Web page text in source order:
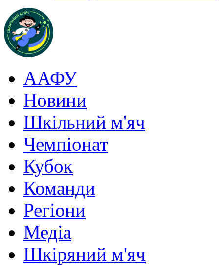
ААФУ
Новини
Шкільний м'яч
Чемпіонат
Кубок
Команди
Регіони
Медіа
Шкіряний м'яч